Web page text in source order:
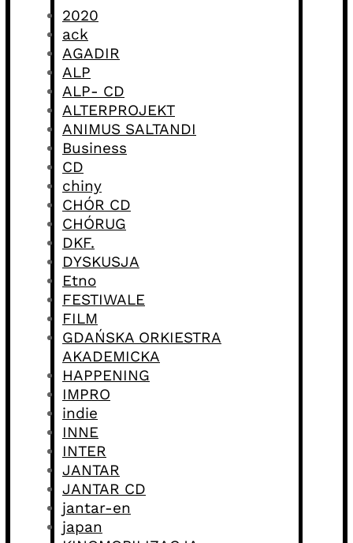
2020
ack
AGADIR
ALP
ALP- CD
ALTERPROJEKT
ANIMUS SALTANDI
Business
CD
chiny
CHÓR CD
CHÓRUG
DKF.
DYSKUSJA
Etno
FESTIWALE
FILM
GDAŃSKA ORKIESTRA
AKADEMICKA
HAPPENING
IMPRO
indie
INNE
INTER
JANTAR
JANTAR CD
jantar-en
japan